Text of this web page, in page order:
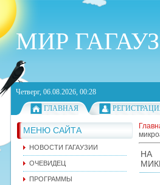
МИР
Четверг, 06.08.2026, 00:28
ГЛАВНАЯ
МЕНЮ САЙТА
НОВОСТИ ГАГАУЗИИ
ОЧЕВИДЕЦ
ПРОГРАММЫ
НА